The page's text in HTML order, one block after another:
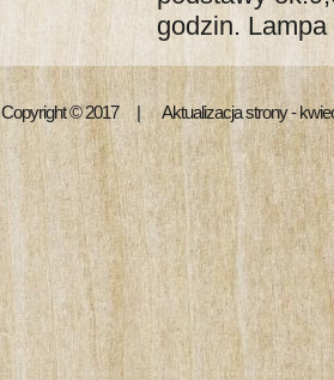
godzin.
Copyright © 2017 | Aktualizacja strony -